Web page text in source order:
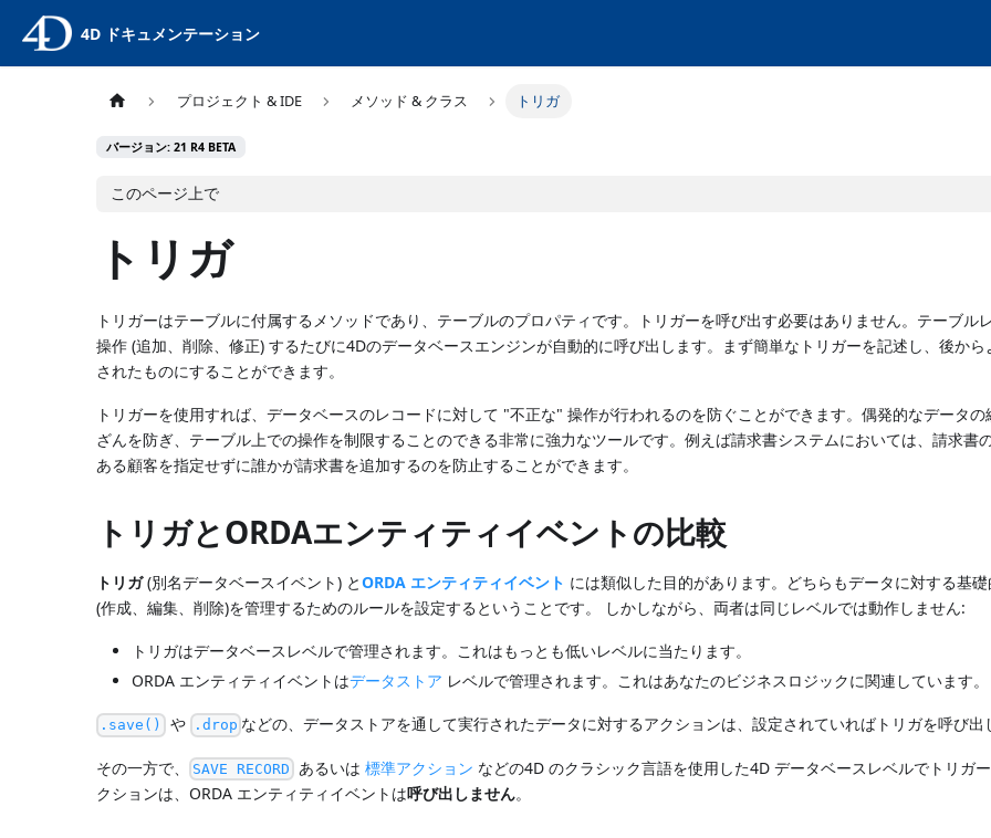
4D ドキュメンテーション
プロジェクト & IDE メソッド & クラス トリガ
バージョン: 21 R4 BETA
このページ上で
トリガ
トリガーはテーブルに付属するメソッドであり、テーブルのプロパティです。トリガーを呼び出す必要はありません。テーブル
操作 (追加、削除、修正) するたびに4Dのデータベースエンジンが自動的に呼び出します。まず簡単なトリガーを記述し、後から
されたものにすることができます。
トリガーを使用すれば、データベースのレコードに対して "不正な" 操作が行われるのを防ぐことができます。偶発的なデータの
ざんを防ぎ、テーブル上での操作を制限することのできる非常に強力なツールです。例えば請求書システムにおいては、請求書
ある顧客を指定せずに誰かが請求書を追加するのを防止することができます。
トリガとORDAエンティティイベントの比較
トリガ(別名データベースイベント) とORDA エンティティイベント には類似した目的があります。どちらもデータに対する基
(作成、編集、削除)を管理するためのルールを設定するということです。 しかしながら、両者は同じレベルでは動作しません:
トリガはデータベースレベルで管理されます。これはもっとも低いレベルに当たります。
ORDA エンティティイベントはデータストア レベルで管理されます。これはあなたのビジネスロジックに関連しています。
.save() や .drop などの、データストアを通して実行されたデータに対するアクションは、設定されていればトリガを呼び出
その一方で、 SAVE RECORD あるいは 標準アクション などの4D のクラシック言語を使用した4D データベースレベルでトリガ
クションは、ORDA エンティティイベントは呼び出しません。